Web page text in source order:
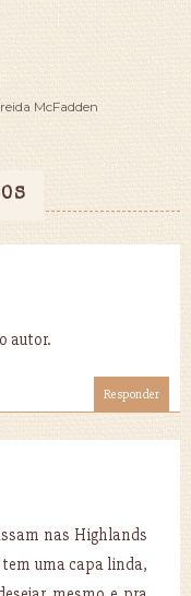
McFadden
autor.
Responder
nas Highlands
tem uma capa linda,